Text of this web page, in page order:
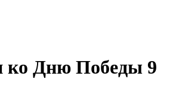
ко Дню Победы 9